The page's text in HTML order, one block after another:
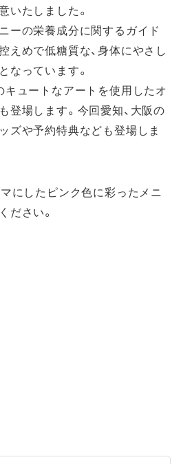
いたしました。
ーの栄養成分に関するガイド
えめで低糖質な、身体にやさし
なっています。
キュートなアートを使用したオ
登場します。今回愛知、大阪の
ズや予約特典なども登場しま
にしたピンク色に彩ったメニ
ださい。